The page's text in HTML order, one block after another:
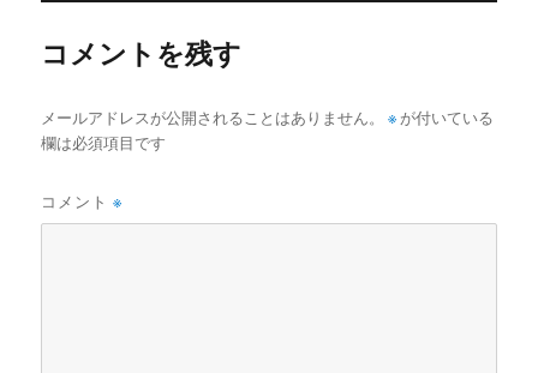
コメントを残す
メールアドレスが公開されることはありません。 ※が付いている
欄は必須項目です
コメント※